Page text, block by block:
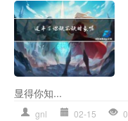
显得你知...
gnl 02-15 0